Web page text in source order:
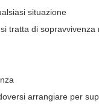
situazione
tratta di
arrangiare per